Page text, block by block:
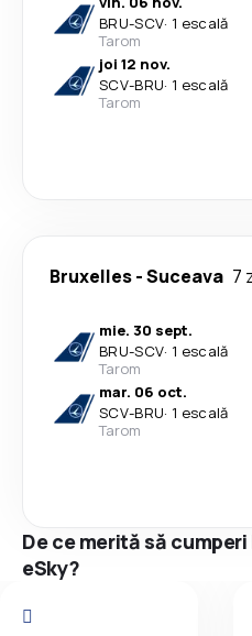
BRU-SCV· 1 escală
Tarom
joi 12 nov.
SCV-BRU· 1 escală
Tarom
Bruxelles-Suceava 7
mie. 30 sept.
BRU-SCV· 1 escală
Tarom
mar. 06 oct.
SCV-BRU· 1 escală
Tarom
De ce merită să
eSky?